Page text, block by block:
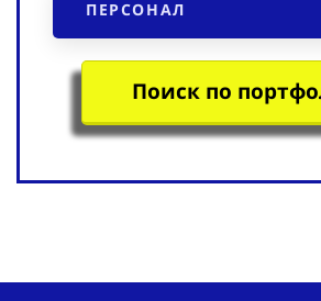
ПЕРСОНАЛ
Поиск по